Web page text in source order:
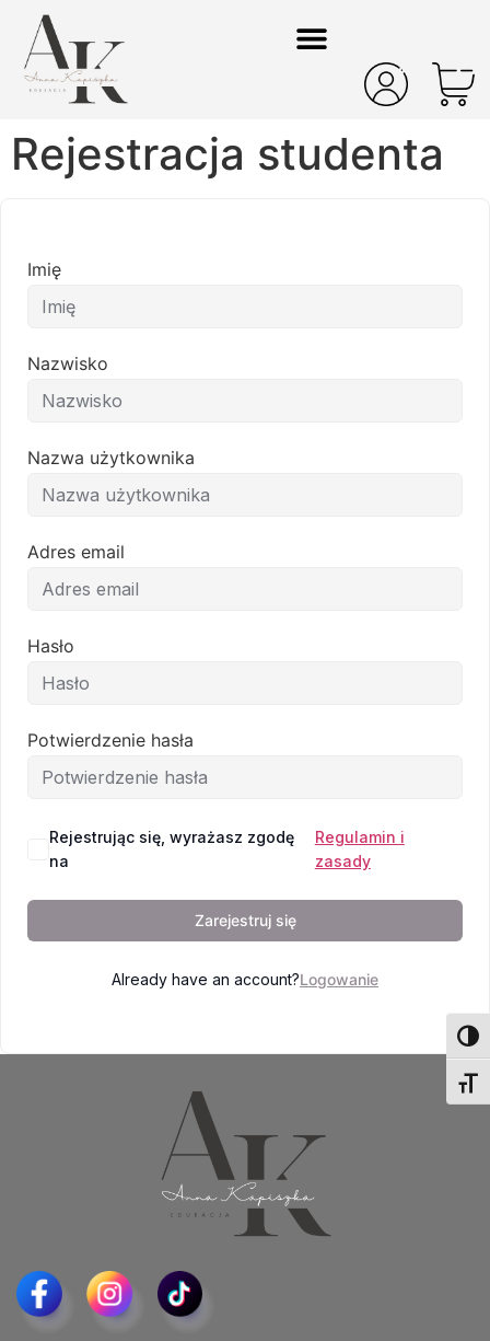
Rejestracja studenta
Imię
Nazwisko
Nazwa użytkownika
Adres email
Hasło
Potwierdzenie hasła
Rejestrując się, wyrażasz zgodę
na
Regulamin i
zasady
Zarejestruj się
Already have an account?Logowanie